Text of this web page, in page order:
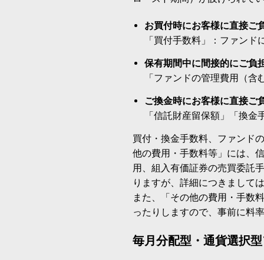
お買付時にお客様に直接ご
「買付手数料」：ファンド
保有期間中に間接的にご負
「ファンドの管理費用（
ご換金時にお客様に直接ご
「信託財産留保額」「換
買付・換金手数料、ファンド
他の費用・手数料等」には、
用、組入有価証券の売買委託
りますが、詳細につきまして
また、「その他の費用・手数
ったりしますので、事前に料
毎月分配型・通貨選択